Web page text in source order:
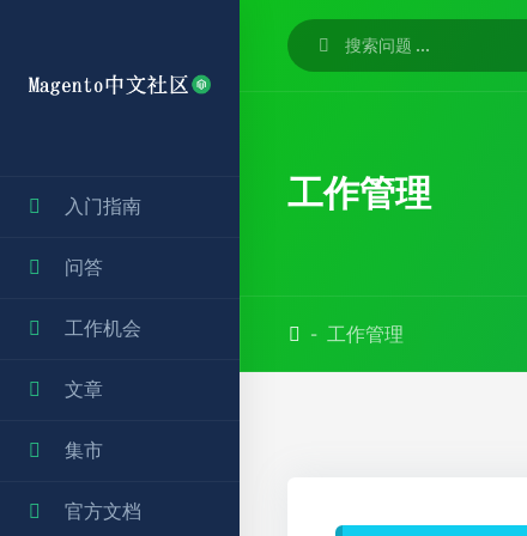
入门指南
问答
工作机会
文章
集市
官方文档
工作管理
工作管理